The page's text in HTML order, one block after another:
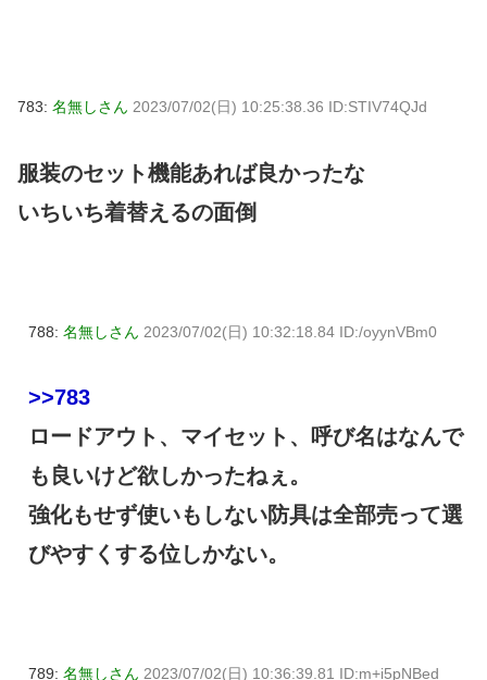
783: 名無しさん 2023/07/02(日) 10:25:38.36 ID:STIV74QJd
服装のセット機能あれば良かったな
いちいち着替えるの面倒
788: 名無しさん 2023/07/02(日) 10:32:18.84 ID:/oyynVBm0
>>783
ロードアウト、マイセット、呼び名はなんで
も良いけど欲しかったねぇ。
強化もせず使いもしない防具は全部売って選
びやすくする位しかない。
789: 名無しさん 2023/07/02(日) 10:36:39.81 ID:m+i5pNBed